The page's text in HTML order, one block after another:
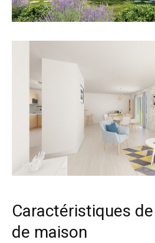
Caractéristiques
de maison